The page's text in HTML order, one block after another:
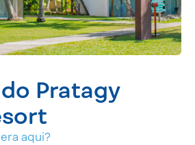
Pratagy
aqui?